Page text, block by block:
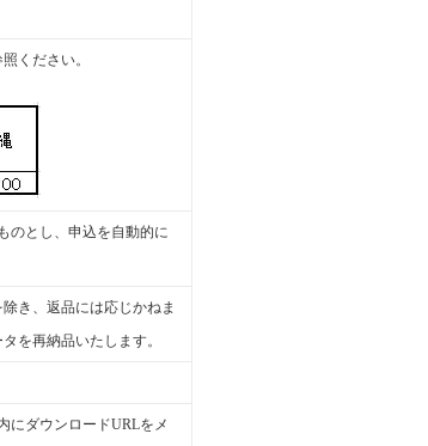
ください。
のとし、申込を自動的に
き、返品には応じかねま
を再納品いたします。
にダウンロードURLをメ